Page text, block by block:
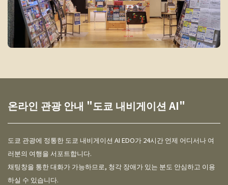
온라인 관광 안내 "도쿄 내비게이션 AI"
도쿄 관광에 정통한 도쿄 내비게이션 AI EDO가 24시간 언제 어디서나 여
러분의 여행을 서포트합니다.
채팅창을 통한 대화가 가능하므로, 청각 장애가 있는 분도 안심하고 이용
하실 수 있습니다.